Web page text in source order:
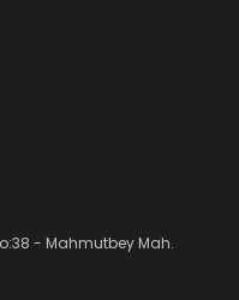
- Mahmutbey Mah.